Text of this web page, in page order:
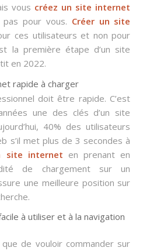
vous créez un site internet
pas pour vous. Créer un site
ces utilisateurs et non pour
la première étape d’un site
en 2022.
rapide à charger
doit être rapide. C’est
une des clés d’un site
40% des utilisateurs
s’il met plus de 3 secondes à
site internet en prenant en
de chargement sur un
une meilleure position sur
à utiliser et à la navigation
de vouloir commander sur